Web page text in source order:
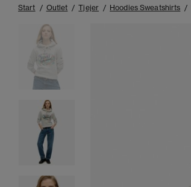
Start Outlet Tjejer Hoodies Sweatshirts